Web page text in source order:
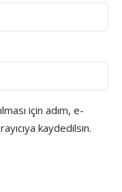
için adım, e-
kaydedilsin.